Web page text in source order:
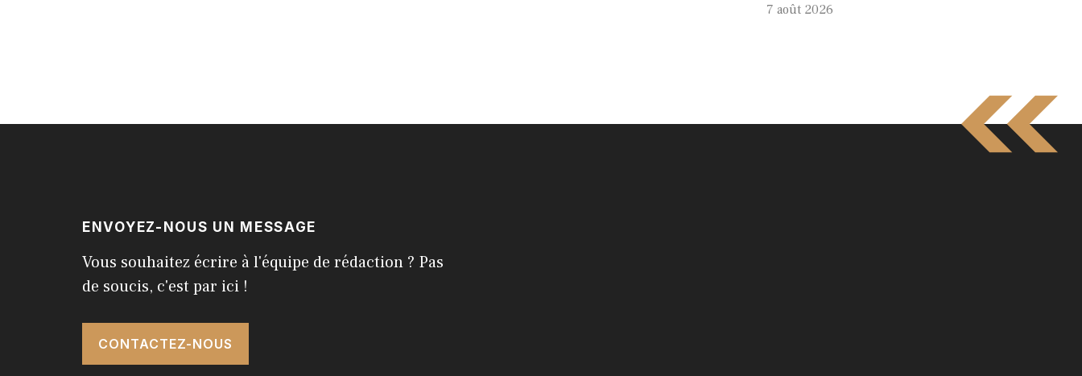
7 août 2026
ENVOYEZ-NOUS UN MESSAGE
Vous souhaitez écrire à l'équipe de rédaction ? Pas
de soucis, c'est par ici !
CONTACTEZ-NOUS